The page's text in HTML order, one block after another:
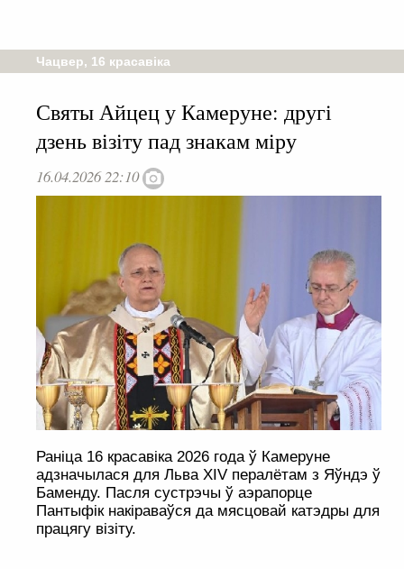
Чацвер, 16 красавіка
Святы Айцец у Камеруне: другі
дзень візіту пад знакам міру
16.04.2026 22:10
Раніца 16 красавіка 2026 года ў Камеруне
адзначылася для Льва XIV пералётам з Яўндэ ў
Баменду. Пасля сустрэчы ў аэрапорце
Пантыфік накіраваўся да мясцовай катэдры для
працягу візіту.